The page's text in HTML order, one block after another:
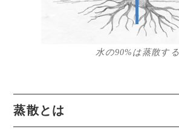
水の90%は蒸散する
蒸散とは